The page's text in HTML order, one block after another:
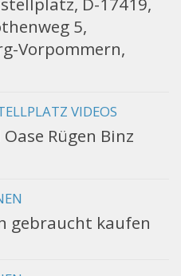
5,
Vorpommern,
VIDEOS
Rügen Binz
gebraucht kaufen